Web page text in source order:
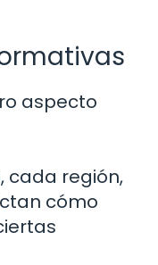
aspecto
cada región,
cómo